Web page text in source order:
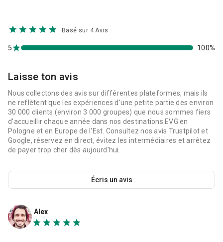
Basé sur 4 Avis
5 100%
Laisse ton avis
Nous collectons des avis sur différentes plateformes, mais ils
ne reflètent que les expériences d'une petite partie des environ
30 000 clients (environ 3 000 groupes) que nous sommes fiers
d'accueillir chaque année dans nos destinations EVG en
Pologne et en Europe de l'Est. Consultez nos avis Trustpilot et
Google, réservez en direct, évitez les intermédiaires et arrêtez
de payer trop cher dès aujourd'hui.
Écris un avis
Alex